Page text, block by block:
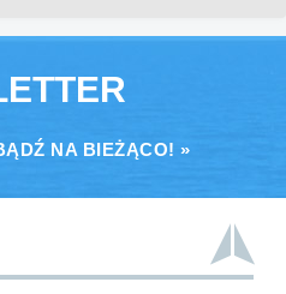
NA BIEŻĄCO! »